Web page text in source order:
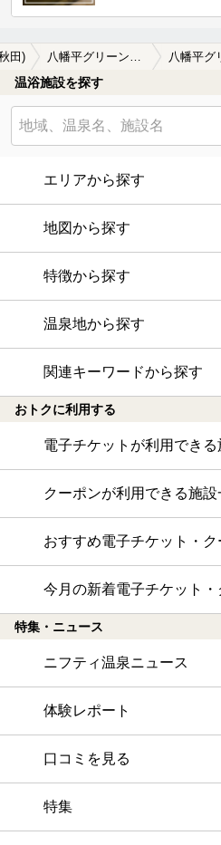
田)
温浴施設を探す
エリアから探す
地図から探す
特徴から探す
温泉地から探す
関連キーワードから探す
おトクに利用する
電子チケットが利用できる
クーポンが利用できる施設
おすすめ電子チケット・ク
今月の新着電子チケット
特集・ニュース
ニフティ温泉ニュース
体験レポート
口コミを見る
特集